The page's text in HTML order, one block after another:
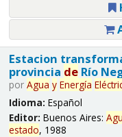
Estacion
provincia deRío
por Agua y Energía
Idioma: Español
Editor: Buenos Aires:
estado, 1988